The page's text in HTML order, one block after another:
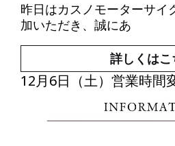
昨日はカスノモーターサイ
加いただき、誠にあ
詳しくはこ
12月6日（土）営業時間